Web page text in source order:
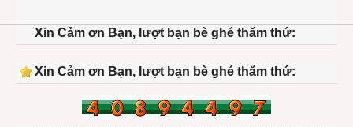
Xin Cảm ơn Bạn, lượt bạn bè ghé thăm thứ:
Xin Cảm ơn Bạn, lượt bạn bè ghé thăm thứ: